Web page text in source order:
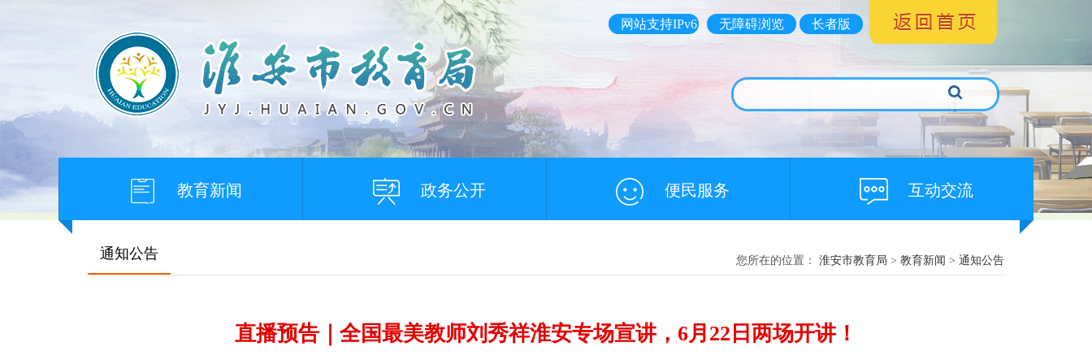
网站支持IPv6 无障碍浏览 长者版
教育新闻 政务公开 便民服务 互动交流
通知公告 您所在的位置： 淮安市教育局 > 教育新闻 > 通知公告
直播预告｜全国最美教师刘秀祥淮安专场宣讲，6月22日两场开讲！